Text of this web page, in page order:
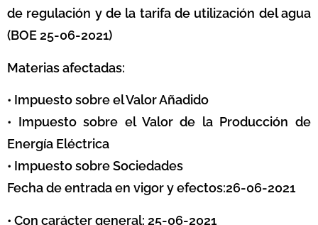
de regulación y de la tarifa de utilización del agua
(BOE 25-06-2021)
Materias afectadas:
• Impuesto sobre el Valor Añadido
• Impuesto sobre el Valor de la Producción de
Energía Eléctrica
• Impuesto sobre Sociedades
Fecha de entrada en vigor y efectos:26-06-2021
• Con carácter general: 25-06-2021